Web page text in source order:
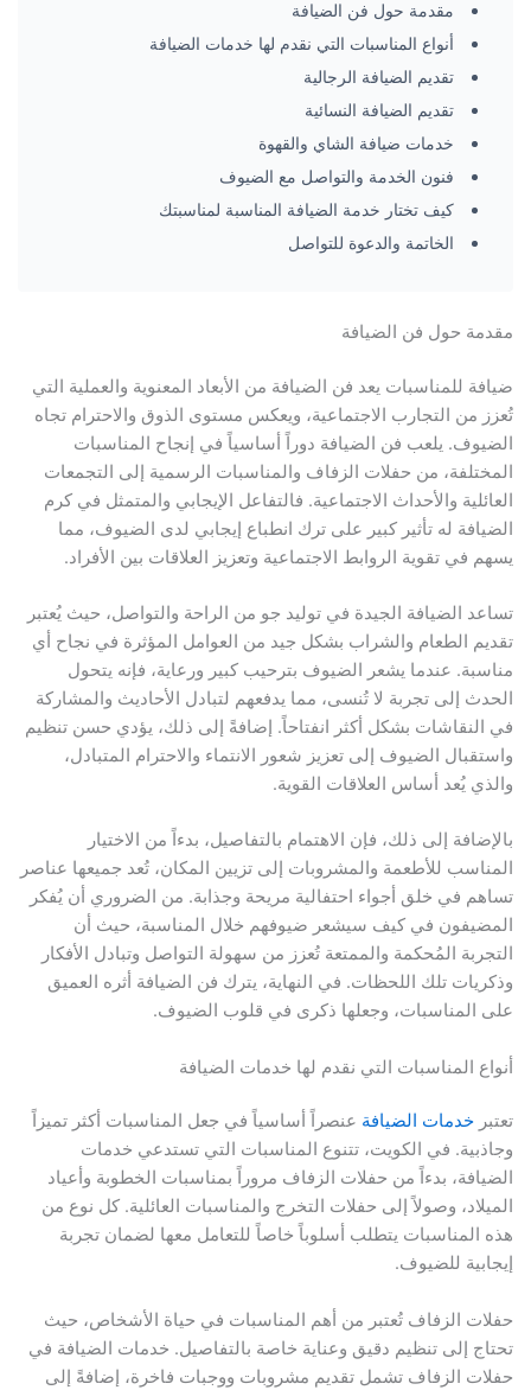
مقدمة حول فن الضيافة
أنواع المناسبات التي نقدم لها خدمات الضيافة
تقديم الضيافة الرجالية
تقديم الضيافة النسائية
خدمات ضيافة الشاي والقهوة
فنون الخدمة والتواصل مع الضيوف
كيف تختار خدمة الضيافة المناسبة لمناسبتك
الخاتمة والدعوة للتواصل
مقدمة حول فن الضيافة
ضيافة للمناسبات يعد فن الضيافة من الأبعاد المعنوية والعملية التي
تُعزز من التجارب الاجتماعية، ويعكس مستوى الذوق والاحترام تجاه
الضيوف. يلعب فن الضيافة دوراً أساسياً في إنجاح المناسبات
المختلفة، من حفلات الزفاف والمناسبات الرسمية إلى التجمعات
العائلية والأحداث الاجتماعية. فالتفاعل الإيجابي والمتمثل في كرم
الضيافة له تأثير كبير على ترك انطباع إيجابي لدى الضيوف، مما
يسهم في تقوية الروابط الاجتماعية وتعزيز العلاقات بين الأفراد.
تساعد الضيافة الجيدة في توليد جو من الراحة والتواصل، حيث يُعتبر
تقديم الطعام والشراب بشكل جيد من العوامل المؤثرة في نجاح أي
مناسبة. عندما يشعر الضيوف بترحيب كبير ورعاية، فإنه يتحول
الحدث إلى تجربة لا تُنسى، مما يدفعهم لتبادل الأحاديث والمشاركة
في النقاشات بشكل أكثر انفتاحاً. إضافةً إلى ذلك، يؤدي حسن تنظيم
واستقبال الضيوف إلى تعزيز شعور الانتماء والاحترام المتبادل،
والذي يُعد أساس العلاقات القوية.
بالإضافة إلى ذلك، فإن الاهتمام بالتفاصيل، بدءاً من الاختيار
المناسب للأطعمة والمشروبات إلى تزيين المكان، تُعد جميعها عناصر
تساهم في خلق أجواء احتفالية مريحة وجذابة. من الضروري أن يُفكر
المضيفون في كيف سيشعر ضيوفهم خلال المناسبة، حيث أن
التجربة المُحكمة والممتعة تُعزز من سهولة التواصل وتبادل الأفكار
وذكريات تلك اللحظات. في النهاية، يترك فن الضيافة أثره العميق
على المناسبات، وجعلها ذكرى في قلوب الضيوف.
أنواع المناسبات التي نقدم لها خدمات الضيافة
تعتبر خدمات الضيافةعنصراً أساسياً في جعل المناسبات أكثر تميزاً
وجاذبية. في الكويت، تتنوع المناسبات التي تستدعي خدمات
الضيافة، بدءاً من حفلات الزفاف مروراً بمناسبات الخطوبة وأعياد
الميلاد، وصولاً إلى حفلات التخرج والمناسبات العائلية. كل نوع من
هذه المناسبات يتطلب أسلوباً خاصاً للتعامل معها لضمان تجربة
إيجابية للضيوف.
حفلات الزفاف تُعتبر من أهم المناسبات في حياة الأشخاص، حيث
تحتاج إلى تنظيم دقيق وعناية خاصة بالتفاصيل. خدمات الضيافة في
حفلات الزفاف تشمل تقديم مشروبات ووجبات فاخرة، إضافةً إلى